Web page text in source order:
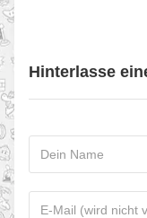
Hinterlasse